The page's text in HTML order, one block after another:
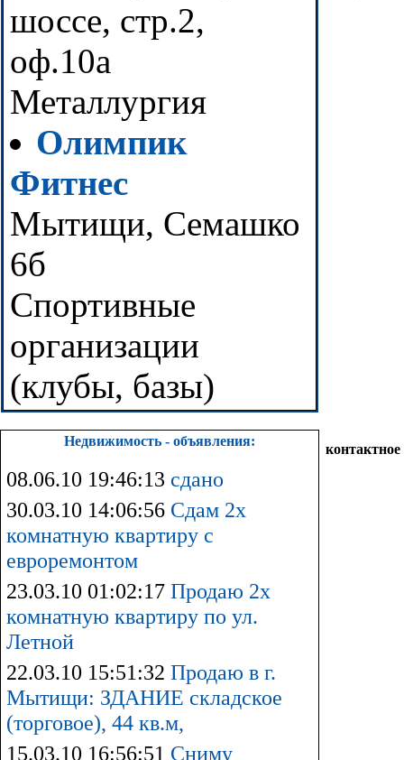
шоссе, стр.2,
оф.10а
Металлургия
Олимпик
Фитнес
Мытищи, Семашко
6б
Спортивные
организации
(клубы, базы)
Недвижимость - объявления:
08.06.10 19:46:13 сдано
30.03.10 14:06:56 Сдам 2х
комнатную квартиру с
евроремонтом
23.03.10 01:02:17 Продаю 2х
комнатную квартиру по ул.
Летной
22.03.10 15:51:32 Продаю в г.
Мытищи: ЗДАНИЕ складское
(торговое), 44 кв.м,
15.03.10 16:56:51 Сниму